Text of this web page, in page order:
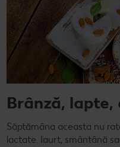
Brânză, lapte,
Săptămâna aceasta nu
lactate. Iaurt, smântână